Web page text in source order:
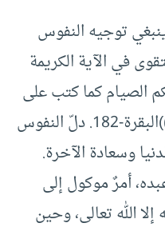
توجيه النفوس
في الآية الكريمة
الصيام كما كتب على
))البقرة-182. دلّ النفوس
وسعادة الآخرة.
أمرٌ موكول إلى
الله تعالى، وحين